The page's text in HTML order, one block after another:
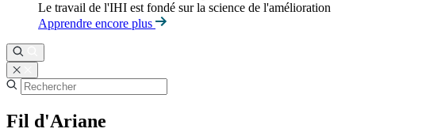
Le travail de l'IHI est fondé sur la science de l'amélioration
Apprendre encore plus
Fil d'Ariane